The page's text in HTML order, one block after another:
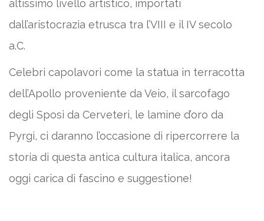
altissimo livello artistico, importati
dall’aristocrazia etrusca tra l’VIII e il IV secolo
a.C.
Celebri capolavori come la statua in terracotta
dell’Apollo proveniente da Veio, il sarcofago
degli Sposi da Cerveteri, le lamine d’oro da
Pyrgi, ci daranno l’occasione di ripercorrere la
storia di questa antica cultura italica, ancora
oggi carica di fascino e suggestione!